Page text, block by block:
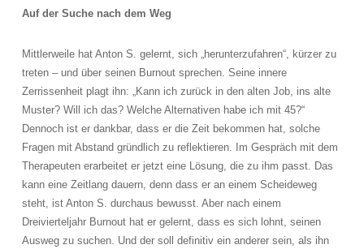
Auf der Suche nach dem Weg
Mittlerweile hat Anton S. gelernt, sich „herunterzufahren“, kürzer zu
treten – und über seinen Burnout sprechen. Seine innere
Zerrissenheit plagt ihn: „Kann ich zurück in den alten Job, ins alte
Muster? Will ich das? Welche Alternativen habe ich mit 45?“
Dennoch ist er dankbar, dass er die Zeit bekommen hat, solche
Fragen mit Abstand gründlich zu reflektieren. Im Gespräch mit dem
Therapeuten erarbeitet er jetzt eine Lösung, die zu ihm passt. Das
kann eine Zeitlang dauern, denn dass er an einem Scheideweg
steht, ist Anton S. durchaus bewusst. Aber nach einem
Dreivierteljahr Burnout hat er gelernt, dass es sich lohnt, seinen
Ausweg zu suchen. Und der soll definitiv ein anderer sein, als ihn